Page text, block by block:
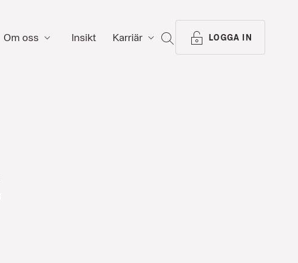
Om oss Insikt Karriär SÖK LOGGA IN